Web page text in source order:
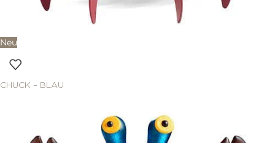
Neu
CHUCK – BLAU